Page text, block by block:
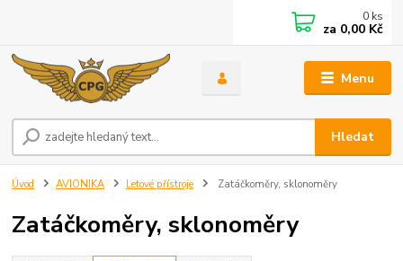
Menu
Hledat
0 ks
za 0,00 Kč
Úvod AVIONIKA Letové přístroje Zatáčkoměry, sklonoměry
Zatáčkoměry, sklonoměry